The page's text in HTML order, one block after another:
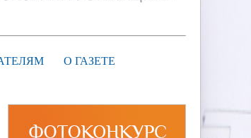
О ГАЗЕТЕ